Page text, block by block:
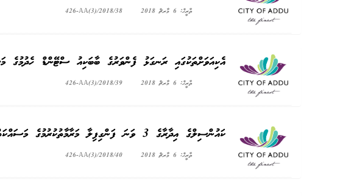
ތާރީޚް: 6 މާރޗް 2018 426-AA(3)/2018/38
އެކިއަވަށްތަކުގައި ރަނގަޅު ފެންވަރުގެ ބާބަކިއު ސްޓޭންޑް ހެދުމުގެ
ތާރީޚް: 6 މާރޗް 2018 426-AA(3)/2018/39
ކައުންސިލްގެ އިދާރާގެ 3 ވަނަ ފަންގިފިލާ މަރާމާތުކުރުމުގެ މަސައްކަތް ކުރިއަށް ގެންދިއުމުގައި ގޮތެއްނިންމުން
ތާރީޚް: 6 މާރޗް 2018 426-AA(3)/2018/40